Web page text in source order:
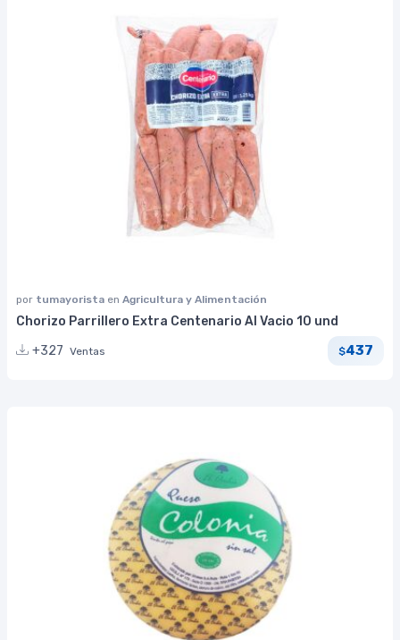
por tumayorista en Agricultura y Alimentación
Chorizo Parrillero Extra Centenario Al Vacio 10 und
+327 Ventas $437